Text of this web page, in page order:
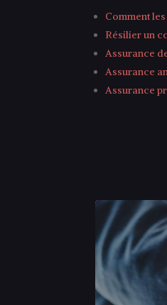
Comment
Résilier un
Assurance
Assurance
Assurance